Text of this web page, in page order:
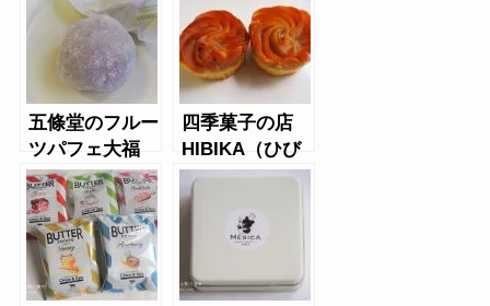
ギンさんのちぎ
りパン
五條堂のフルー
ツパフェ大福
「鴻池花火」
四季菓子の店
HIBIKA（ひび
か）の栗ざかり